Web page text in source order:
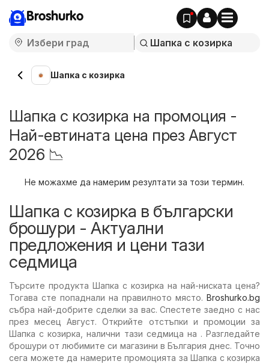
Broshurko
Шапка с козирка
Шапка с козирка на промоция -
Най-евтината цена през Август
2026 📉
Не можахме да намерим резултати за този термин.
Шапка с козирка в български
брошури - Актуални
предложения и цени тази
седмица
Търсите продукта Шапка с козирка на най-ниската цена?
Тогава сте попаднали на правилното място. Broshurko.bg
събра най-добрите сделки за вас. Спестете заедно с нас
през месец Август. Открийте отстъпки и промоции за
Шапка с козирка, налични тази седмица на . Разгледайте
брошури от любимите си магазини в България днес. Точно
сега можете да намерите промоцията за Шапка с козирка